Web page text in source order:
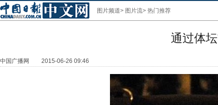
图片频道> 图片流> 热门推荐
通过体
中国广播网 2015-06-26 09:46